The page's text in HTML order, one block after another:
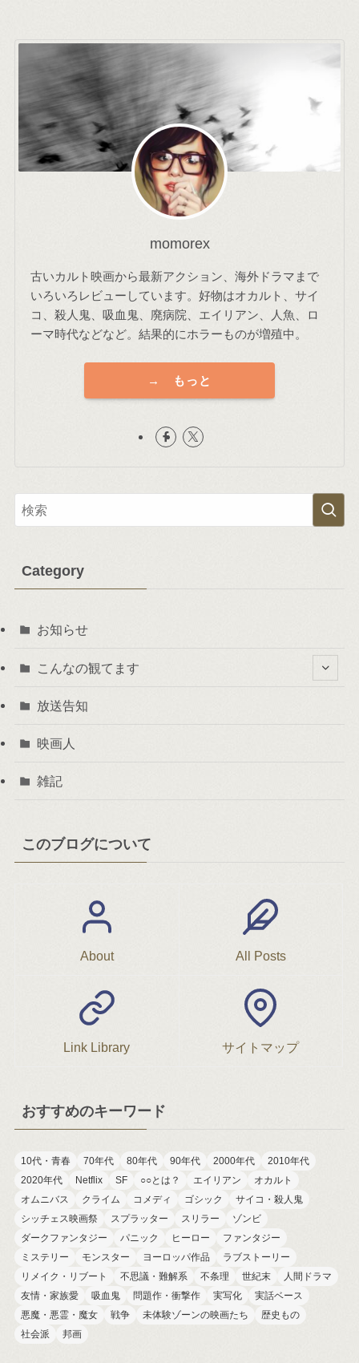
momorex
古いカルト映画から最新アクション、海外ドラマまで
いろいろレビューしています。好物はオカルト、サイ
コ、殺人鬼、吸血鬼、廃病院、エイリアン、人魚、ロ
ーマ時代などなど。結果的にホラーものが増殖中。
→ もっと
Category
お知らせ
こんなの観てます
放送告知
映画人
雑記
このブログについて
About All Posts
Link Library サイトマップ
おすすめのキーワード
10代・青春 70年代 80年代 90年代 2000年代
2010年代
2020年代
Netflix SF ○○とは？ エイリアン
オカルト
オムニバス
クライム コメディ ゴシック
サイコ・殺人鬼
シッチェス映画祭
スプラッター スリラー
ゾンビ
ダークファンタジー
パニック ヒーロー
ファンタジー
ミステリー
モンスター ヨーロッパ作品
ラブストーリー
リメイク・リブート
不思議・難解系 不条理 世紀末
人間ドラマ
友情・家族愛
吸血鬼 問題作・衝撃作 実写化
実話ベース
悪魔・悪霊・魔女
戦争 未体験ゾーンの映画たち
歴史もの
社会派
邦画